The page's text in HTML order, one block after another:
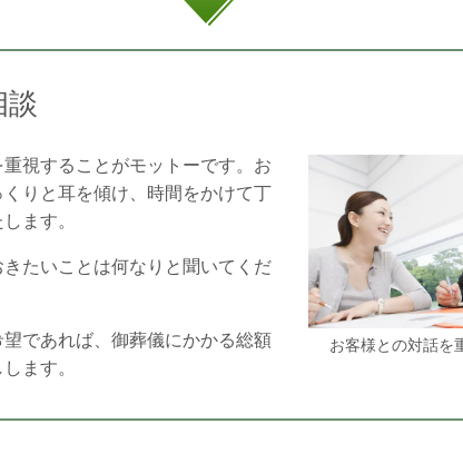
談
お客様との対話を
視することがモットーです。お
りと耳を傾け、時間をかけて丁
ます。
きたいことは何なりと聞いてくだ
であれば、御葬儀にかかる総額
ます。